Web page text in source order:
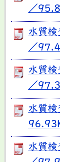
／
水質
／
水質
／
水質
水質